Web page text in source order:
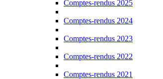
Comptes-rendus 2025
Comptes-rendus 2024
Comptes-rendus 2023
Comptes-rendus 2022
Comptes-rendus 2021